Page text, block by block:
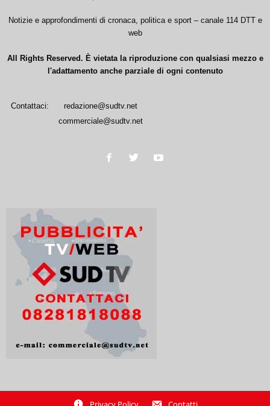
Notizie e approfondimenti di cronaca, politica e sport – canale 114 DTT e
web
All Rights Reserved. È vietata la riproduzione con qualsiasi mezzo e
l'adattamento anche parziale di ogni contenuto
Contattaci:
redazione@sudtv.net
commerciale@sudtv.net